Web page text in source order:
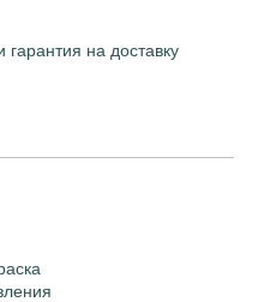
гарантия на доставку